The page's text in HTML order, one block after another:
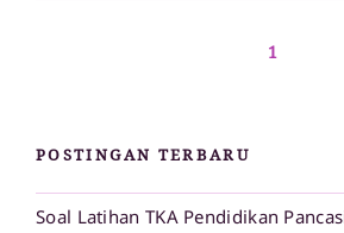
Laman1
POSTINGAN TERBARU
Soal Latihan TKA Pendidikan